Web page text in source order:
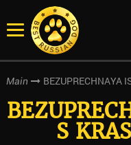
Main BEZUPRECHNAYA
S